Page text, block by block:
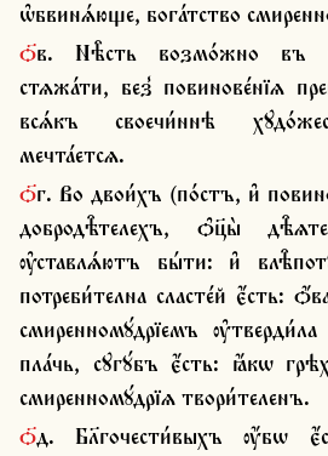
ѡ҆бвинѧ́юще, бога́тство
ѻ҃в. Нѣ̑сть возмо́жно въ нача́лѣхъ смире́нїе
стѧжа́ти, без̾ повинове́нїѧ
всѧ́къ своечи́ннѣ
мечта́етсѧ.
ѻ҃г. Во двои́хъ (по́стъ, и҆ повинове́нїе) ро́днѣйшихъ
добродѣ̑телехъ, ѻ҆ц҃ы̀
ѹ҆ставлѧ́ютъ бы́ти: и҆
потреби́телна сласте́й є҆́сть:
смиренномꙋ́дрїемъ
пла́чь, сꙋгꙋ́бъ є҆́сть: ꙗ҆́кѡ
смиренномꙋ́дрїѧ твори́теленъ.
ѻ҃д. Бл҃гочести́выхъ ѹ҆́бѡ є҆́сть, є҆́же, всѧ́комꙋ